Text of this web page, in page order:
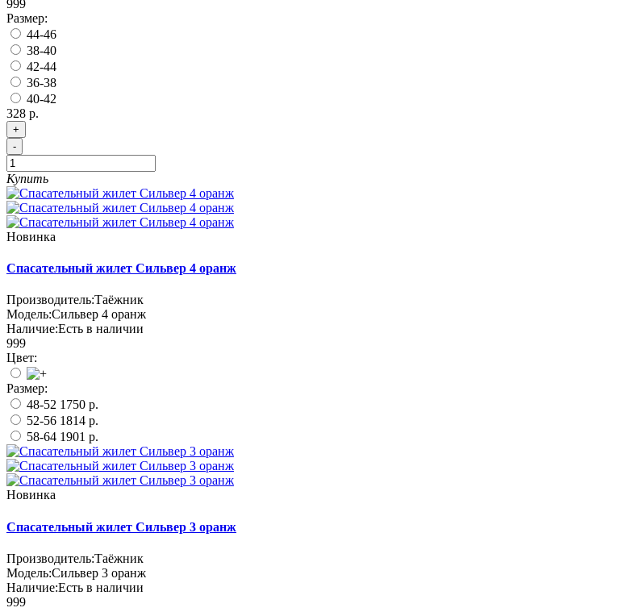
999
Размер:
44-46
38-40
42-44
36-38
40-42
328 р.
+
-
Купить
Новинка
Спасательный жилет Сильвер 4 оранж
Производитель:Таёжник
Модель:Сильвер 4 оранж
Наличие:Есть в наличии
999
Цвет:
Размер:
48-52 1750 р.
52-56 1814 р.
58-64 1901 р.
Новинка
Спасательный жилет Сильвер 3 оранж
Производитель:Таёжник
Модель:Сильвер 3 оранж
Наличие:Есть в наличии
999